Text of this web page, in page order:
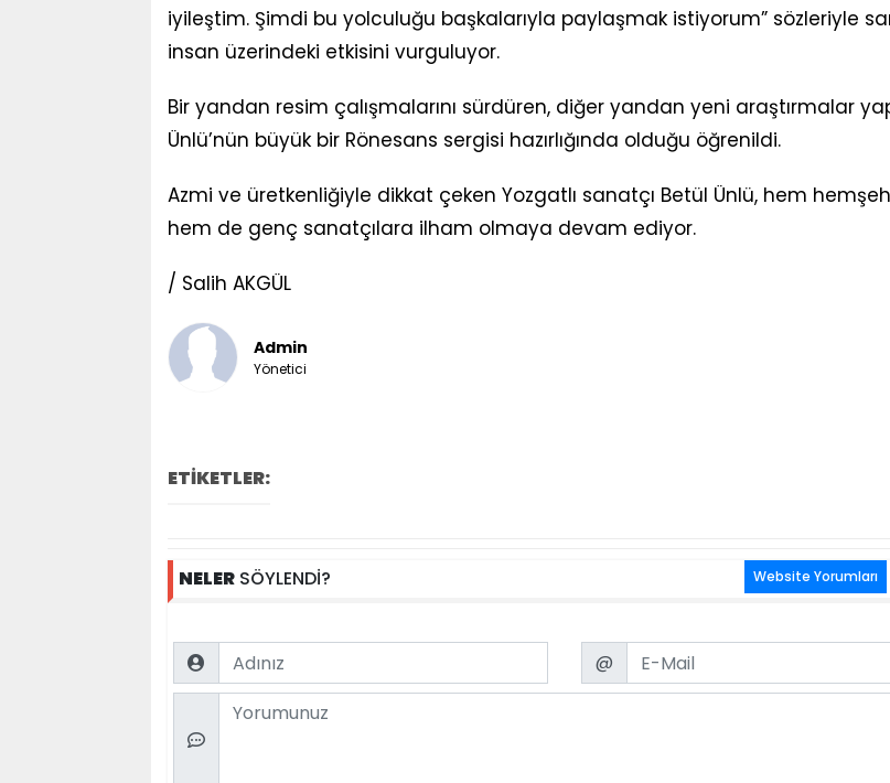
iyileştim. Şimdi bu yolculuğu başkalarıyla paylaşmak istiyorum” sözleriyle
insan üzerindeki etkisini vurguluyor.
Bir yandan resim çalışmalarını sürdüren, diğer yandan yeni araştırmalar
Ünlü’nün büyük bir Rönesans sergisi hazırlığında olduğu öğrenildi.
Azmi ve üretkenliğiyle dikkat çeken Yozgatlı sanatçı Betül Ünlü, hem
hem de genç sanatçılara ilham olmaya devam ediyor.
/ Salih AKGÜL
Admin
Yönetici
ETİKETLER:
NELERSÖYLENDİ? Website Yorumları
Name Email
@
Comment